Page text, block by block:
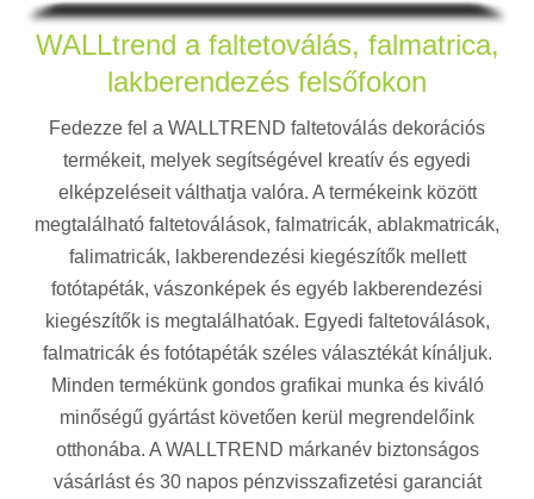
WALLtrend a faltetoválás, falmatrica,
lakberendezés felsőfokon
Fedezze fel a WALLTREND faltetoválás dekorációs
termékeit, melyek segítségével kreatív és egyedi
elképzeléseit válthatja valóra. A termékeink között
megtalálható faltetoválások, falmatricák, ablakmatricák,
falimatricák, lakberendezési kiegészítők mellett
fotótapéták, vászonképek és egyéb lakberendezési
kiegészítők is megtalálhatóak. Egyedi faltetoválások,
falmatricák és fotótapéták széles választékát kínáljuk.
Minden termékünk gondos grafikai munka és kiváló
minőségű gyártást követően kerül megrendelőink
otthonába. A WALLTREND márkanév biztonságos
vásárlást és 30 napos pénzvisszafizetési garanciát